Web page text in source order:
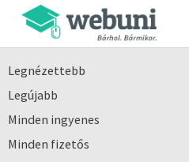
Legnézettebb
Legújabb
Minden ingyenes
Minden fizetős